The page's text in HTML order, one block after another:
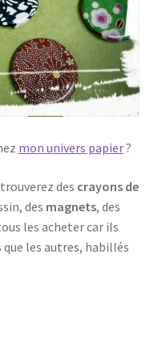
mon univers papier?
des crayons de
des magnets, des
les acheter car ils
les autres, habillés